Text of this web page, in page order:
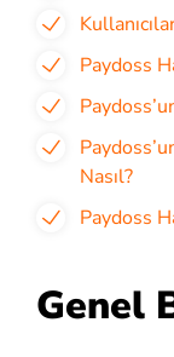
Paydoss
Nasıl?
Paydoss
Genel